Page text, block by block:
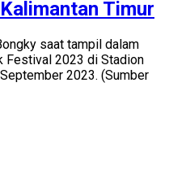
Timur
saat tampil dalam
Festival 2023 di Stadion
2023. (Sumber